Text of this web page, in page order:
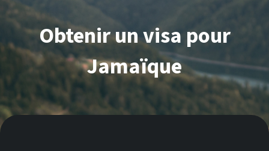
Obtenir un visa pour
Jamaïque